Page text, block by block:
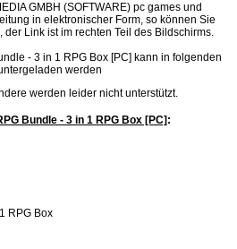
GMBH (SOFTWARE) pc games und
in elektronischer Form, so können Sie
Link ist im rechten Teil des Bildschirms.
- 3 in 1 RPG Box [PC] kann in folgenden
werden
werden leider nicht unterstützt.
Bundle - 3 in 1 RPG Box [PC] :
RPG Box